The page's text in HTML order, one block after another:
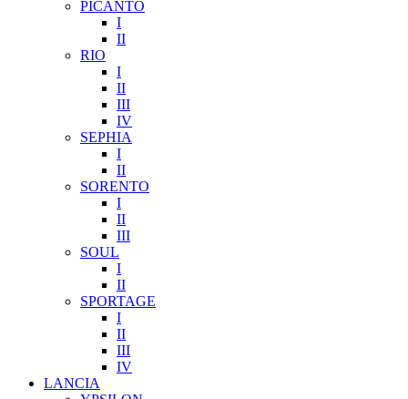
PICANTO
I
II
RIO
I
II
III
IV
SEPHIA
I
II
SORENTO
I
II
III
SOUL
I
II
SPORTAGE
I
II
III
IV
LANCIA